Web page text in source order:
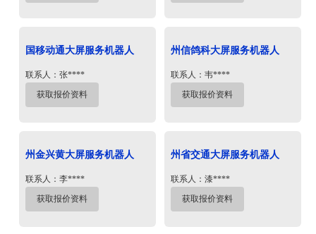
国移动通大屏服务机器人
联系人：张****
获取报价资料
州信鸽科大屏服务机器人
联系人：韦****
获取报价资料
州金兴黄大屏服务机器人
联系人：李****
获取报价资料
州省交通大屏服务机器人
联系人：漆****
获取报价资料